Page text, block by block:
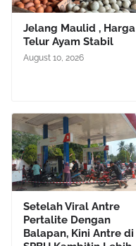
Jelang Maulid , Harga
Telur Ayam Stabil
August 10, 2026
Setelah Viral Antre
Pertalite Dengan
Balapan, Kini Antre di